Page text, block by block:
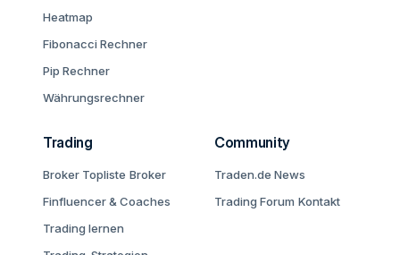
Heatmap
Fibonacci Rechner
Pip Rechner
Währungsrechner
Trading
Broker Topliste Broker
Finfluencer & Coaches
Trading lernen
Community
Traden.de News
Trading Forum Kontakt